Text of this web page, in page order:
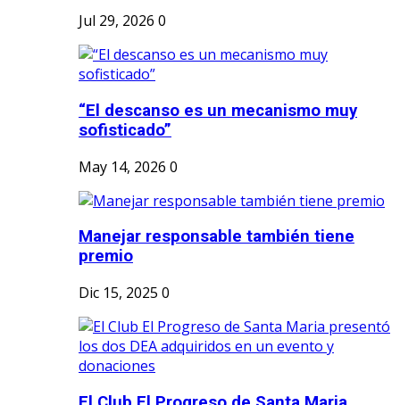
Jul 29, 2026 0
“El descanso es un mecanismo muy
sofisticado”
May 14, 2026 0
Manejar responsable también tiene
premio
Dic 15, 2025 0